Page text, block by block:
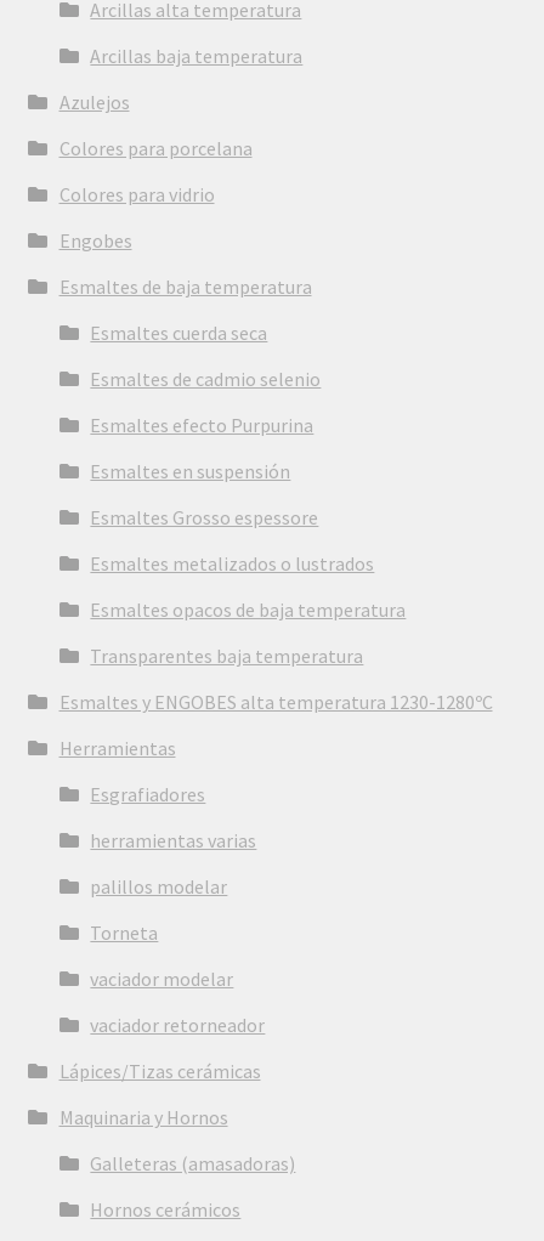
Arcillas alta temperatura
Arcillas baja temperatura
Azulejos
Colores para porcelana
Colores para vidrio
Engobes
Esmaltes de baja temperatura
Esmaltes cuerda seca
Esmaltes de cadmio selenio
Esmaltes efecto Purpurina
Esmaltes en suspensión
Esmaltes Grosso espessore
Esmaltes metalizados o lustrados
Esmaltes opacos de baja temperatura
Transparentes baja temperatura
Esmaltes y ENGOBES alta temperatura 1230-1280ºC
Herramientas
Esgrafiadores
herramientas varias
palillos modelar
Torneta
vaciador modelar
vaciador retorneador
Lápices/Tizas cerámicas
Maquinaria y Hornos
Galleteras (amasadoras)
Hornos cerámicos